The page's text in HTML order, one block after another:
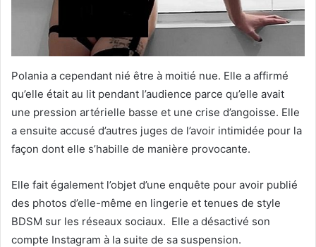
Polania a cependant nié être à moitié nue. Elle a affirmé
qu’elle était au lit pendant l’audience parce qu’elle avait
une pression artérielle basse et une crise d’angoisse. Elle
a ensuite accusé d’autres juges de l’avoir intimidée pour la
façon dont elle s’habille de manière provocante.
Elle fait également l’objet d’une enquête pour avoir publié
des photos d’elle-même en lingerie et tenues de style
BDSM sur les réseaux sociaux. Elle a désactivé son
compte Instagram à la suite de sa suspension.